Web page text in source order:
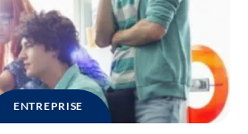
ENTREPRISE